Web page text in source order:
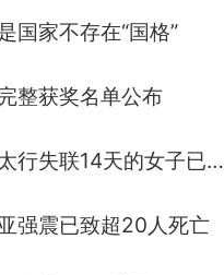
国家不存在“国格”
整获奖名单公布
独闯南太行失联14天的女子已找到
强震已致超20人死亡